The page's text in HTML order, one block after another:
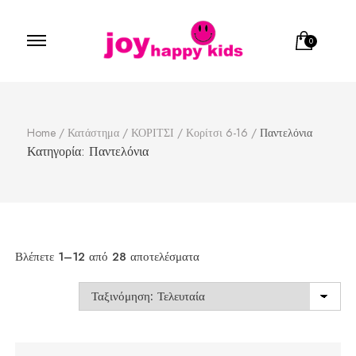
0
Home / Κατάστημα / ΚΟΡΙΤΣΙ / Κορίτσι 6-16 / Παντελόνια
Κατηγορία: Παντελόνια
Βλέπετε 1–12 από 28 αποτελέσματαSorted
latest